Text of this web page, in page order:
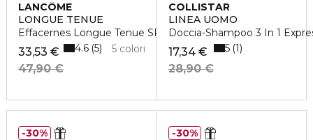
LANCÔME
LONGUE TENUE
Effacernes Longue Tenue SPF30
33,53 €
47,90 €
5 colori
4.6 5
COLLISTAR
LINEA UOMO
Doccia-Shampoo 3 In 1
17,34 €
28,90 €
5 1
30% 30%